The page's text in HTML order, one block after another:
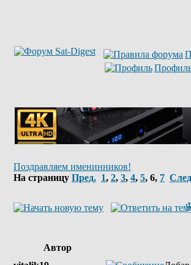
Поздравляем именинников!
На страницу Пред. 1, 2, 3, 4, 5, 6, 7
Автор